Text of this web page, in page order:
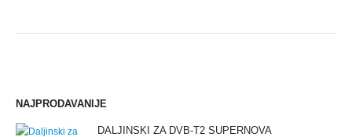
NAJPRODAVANIJE
DALJINSKI ZA DVB-T2 SUPERNOVA